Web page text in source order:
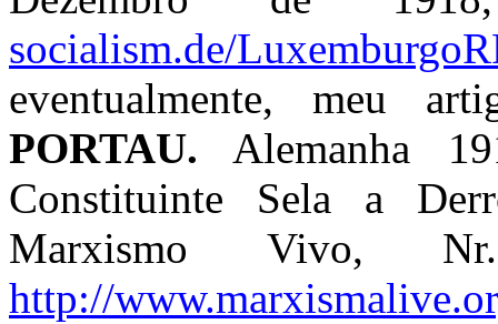
socialism.de/
eventualmente, meu
PORTAU. Alemanha
Constituinte Sela a
Marxismo Vivo,
http://